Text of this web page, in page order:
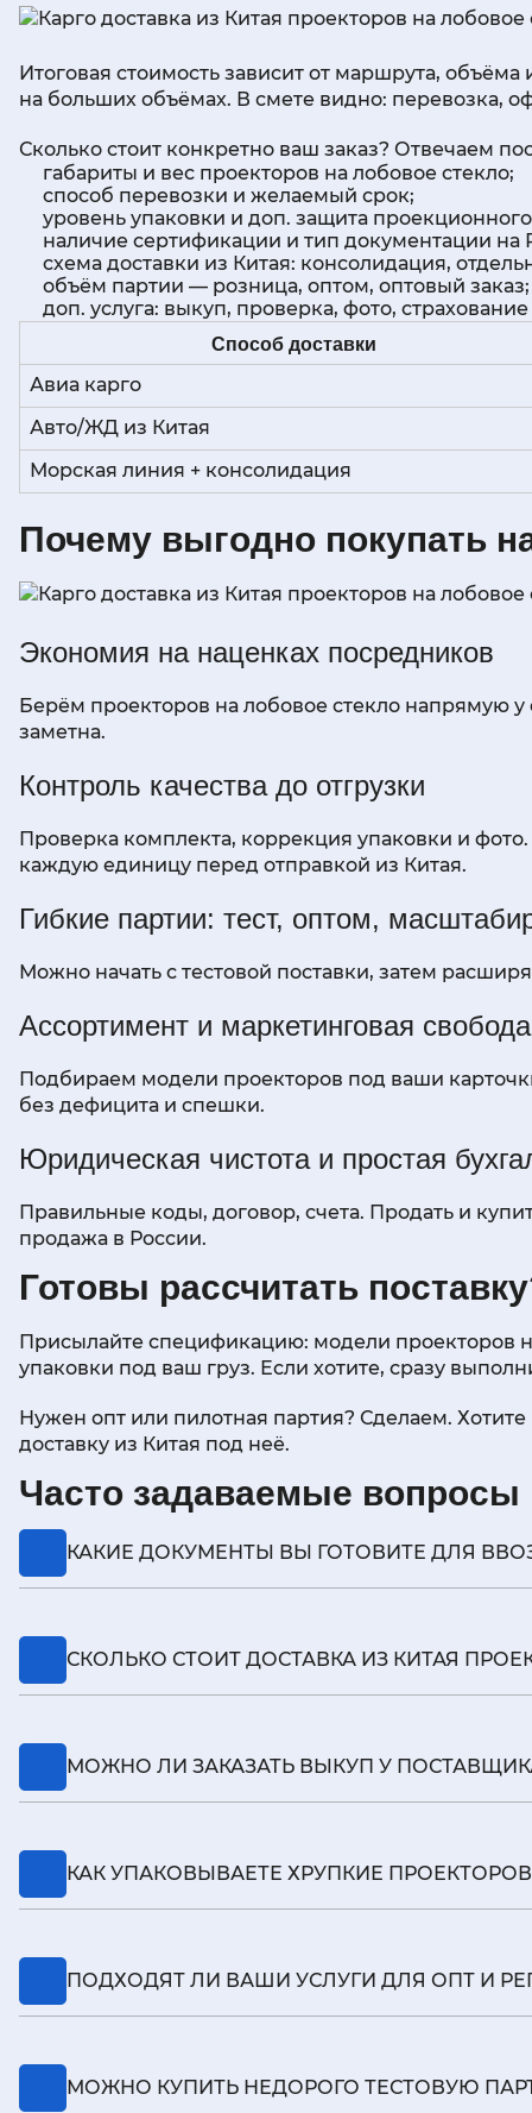
Итоговая стоимость зависит от маршрута,
на больших объёмах. В смете видно: перевозка,
Сколько стоит конкретно ваш заказ? Отвечаем
габариты и вес проекторов на лобовое стекло;
способ перевозки и желаемый срок;
уровень упаковки и доп. защита
наличие сертификации и тип документации на
схема доставки из Китая: консолидация,
объём партии — розница, оптом, оптовый заказ;
доп. услуга: выкуп, проверка, фото, страхование
Способ доставки
Авиа карго
Авто/ЖД из Китая
Морская линия + консолидация
Почему выгодно покупать
Экономия на наценках посредников
Берём проекторов на лобовое стекло напрямую
заметна.
Контроль качества до отгрузки
Проверка комплекта, коррекция упаковки и
каждую единицу перед отправкой из Китая.
Гибкие партии: тест, оптом,
Можно начать с тестовой поставки, затем
Ассортимент и маркетинговая свобода
Подбираем модели проекторов под ваши
без дефицита и спешки.
Юридическая чистота и простая
Правильные коды, договор, счета. Продать и
продажа в России.
Готовы рассчитать
Присылайте спецификацию: модели проекторов
упаковки под ваш груз. Если хотите, сразу
Нужен опт или пилотная партия? Сделаем.
доставку из Китая под неё.
Часто задаваемые вопросы
КАКИЕ ДОКУМЕНТЫ ВЫ ГОТОВИТЕ ДЛЯ
СКОЛЬКО СТОИТ ДОСТАВКА ИЗ КИТАЯ
МОЖНО ЛИ ЗАКАЗАТЬ ВЫКУП У
КАК УПАКОВЫВАЕТЕ ХРУПКИЕ
ПОДХОДЯТ ЛИ ВАШИ УСЛУГИ ДЛЯ ОПТ И
МОЖНО КУПИТЬ НЕДОРОГО ТЕСТОВУЮ